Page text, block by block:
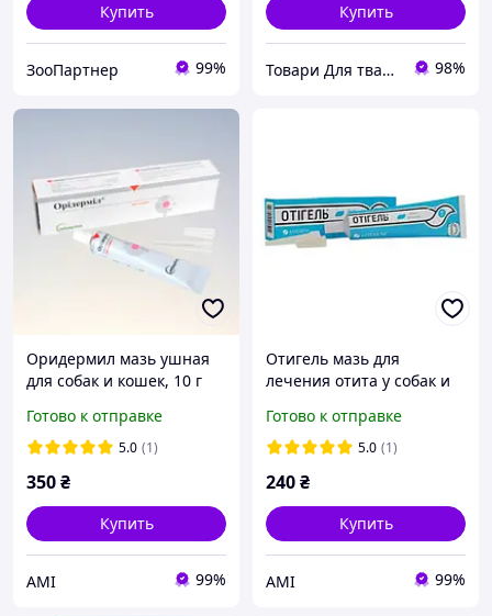
Купить
ЗооПартнер 99%
Купить
Товари Для тварин 98%
Оридермил мазь ушная
для собак и кошек, 10 г
Готово к отправке
5.0 (1)
350₴
Купить
АМІ 99%
Отигель мазь для
лечения отита у собак и
Готово к отправке
5.0 (1)
240₴
Купить
АМІ 99%